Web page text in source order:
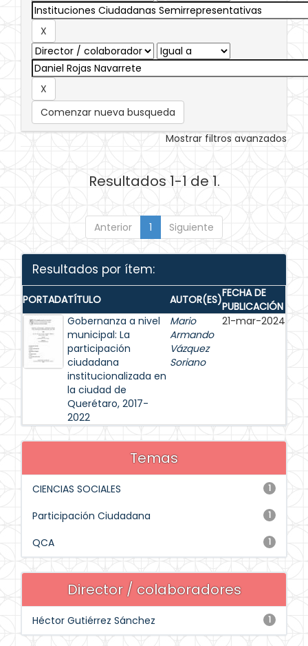
Comenzar nueva busqueda
Mostrar filtros avanzados
Resultados 1-1 de 1.
Anterior 1 Siguiente
Resultados por ítem:
PORTADATÍTULO AUTOR(ES)FECHA DE
PUBLICACIÓN
Gobernanza a nivel
municipal: La
participación
ciudadana
institucionalizada en
la ciudad de
Querétaro, 2017-
2022
Mario
Armando
Vázquez
Soriano
21-mar-2024
Temas
1
CIENCIAS SOCIALES
1
Participación Ciudadana
1
QCA
Director / colaboradores
1
Héctor Gutiérrez Sánchez